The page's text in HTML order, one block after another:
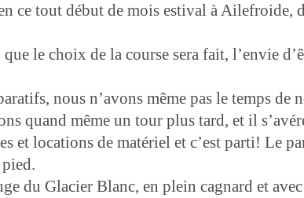
ce tout début de mois estival à Ailefroide,
que le choix de la course sera fait, l’envie
nous n’avons même pas le temps
quand même un tour plus tard, et il
et locations de matériel et c’est parti! Le
du Glacier Blanc, en plein cagnard et